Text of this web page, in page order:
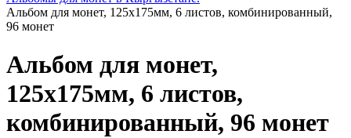
Альбом для монет, 125х175мм, 6 листов, комбинированный,
96 монет
Альбом для монет,
125х175мм, 6 листов,
комбинированный, 96 монет